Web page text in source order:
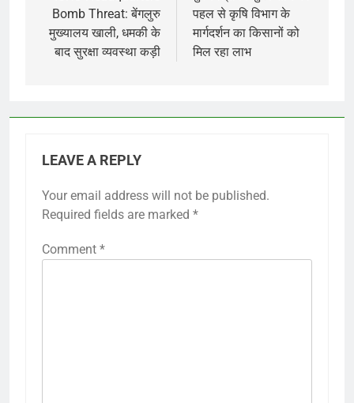
Bomb Threat: बेंगलुरु
मुख्यालय खाली, धमकी के
बाद सुरक्षा व्यवस्था कड़ी
पहल से कृषि विभाग के
मार्गदर्शन का किसानों को
मिल रहा लाभ
LEAVE A REPLY
Your email address will not be published.
Required fields are marked *
Comment *